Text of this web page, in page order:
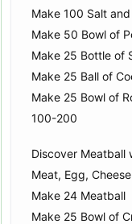
Make 100 Salt
Make 50 Bowl of
Make 25 Bottle of
Make 25 Ball of
Make 25 Bowl of
100-200
Discover Meatball
Meat, Egg,
Make 24 Meatball
Make 25 Bowl of